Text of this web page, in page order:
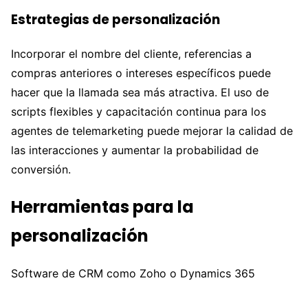
Estrategias de personalización
Incorporar el nombre del cliente, referencias a
compras anteriores o intereses específicos puede
hacer que la llamada sea más atractiva. El uso de
scripts flexibles y capacitación continua para los
agentes de telemarketing puede mejorar la calidad de
las interacciones y aumentar la probabilidad de
conversión.
Herramientas para la
personalización
Software de CRM como Zoho o Dynamics 365